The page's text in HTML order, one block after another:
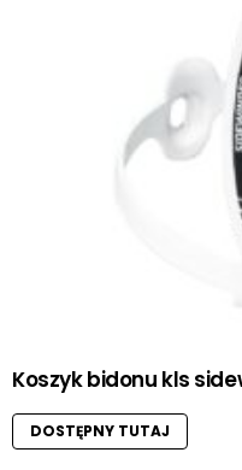
Koszyk bidonu kls
DOSTĘPNY TUTAJ